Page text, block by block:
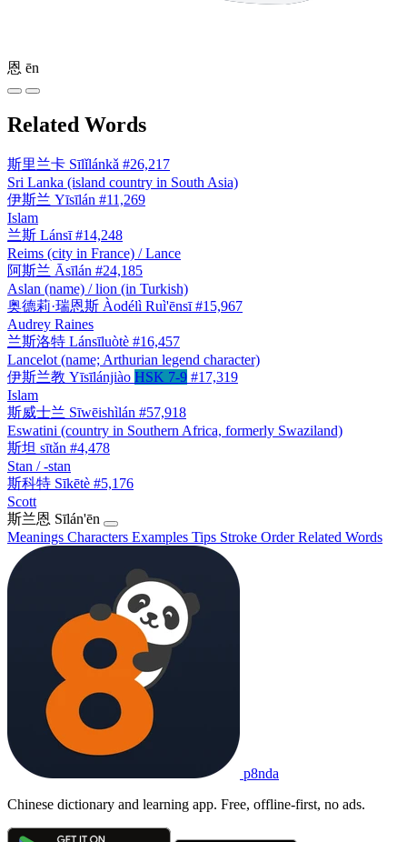
恩 ēn
Related Words
斯里兰卡 Sīlǐlánkǎ #26,217
Sri Lanka (island country in South Asia)
伊斯兰 Yīsīlán #11,269
Islam
兰斯 Lánsī #14,248
Reims (city in France) / Lance
阿斯兰 Āsīlán #24,185
Aslan (name) / lion (in Turkish)
奥德莉·瑞恩斯 Àodélì Ruì'ēnsī #15,967
Audrey Raines
兰斯洛特 Lánsīluòtè #16,457
Lancelot (name; Arthurian legend character)
伊斯兰教 Yīsīlánjiào HSK 7-9 #17,319
Islam
斯威士兰 Sīwēishìlán #57,918
Eswatini (country in Southern Africa, formerly Swaziland)
斯坦 sītǎn #4,478
Stan / -stan
斯科特 Sīkētè #5,176
Scott
斯兰恩 Sīlán'ēn
Meanings Characters Examples Tips Stroke OrderRelated Words
p8nda
Chinese dictionary and learning app. Free, offline-first, no ads.